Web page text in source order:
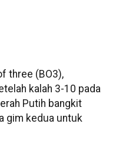
three (BO3),
kalah 3-10 pada
Putih bangkit
gim kedua untuk